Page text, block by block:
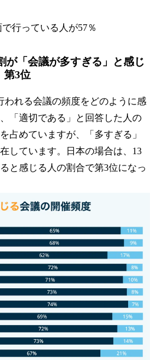
で行っている人が57％
が「会議が多すぎる」と感じ
第3位
われる会議の頻度をどのように感
「適切である」と回答した人の
占めていますが、「多すぎる」
しています。日本の場合は、13
と感じる人の割合で第3位になっ